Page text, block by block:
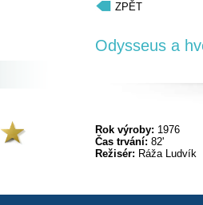
ZPĚT
Odysseus a
Rok výroby: 1976
Čas trvání: 82'
Režisér: Ráža Ludvík